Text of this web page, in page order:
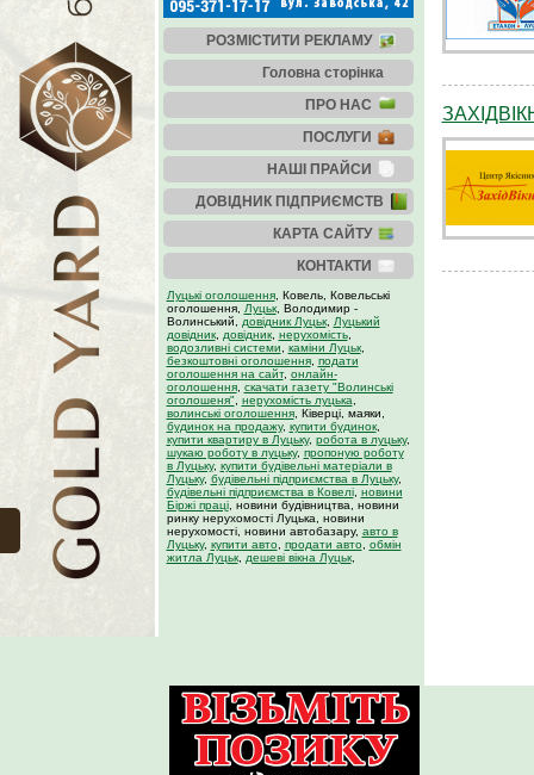
РОЗМІСТИТИ РЕКЛАМУ
Головна сторінка
ПРО НАС
ПОСЛУГИ
НАШІ ПРАЙСИ
ДОВІДНИК ПІДПРИЄМСТВ
КАРТА САЙТУ
КОНТАКТИ
Луцькі оголошення, Ковель, Ковельські
оголошення,
Луцьк, Володимир -
Волинський,
довідник Луцьк,
Луцький
довідник, довідник, нерухомість,
водозливні системи
каміни Луцьк,
безкоштовні оголошення, подати
оголошення на сайт, онлайн-
оголошення, скачати газету "Волинські
оголошеня"
нерухомість луцька
волинські оголошення, Ківерці, маяки,
будинок на продажу, купити будинок,
купити квартиру в Луцьку, робота в луцьку,
шукаю роботу в луцьку, пропоную роботу
в Луцьку, купити будівельні матеріали в
Луцьку, будівельні підприємства в Луцьку,
будівельні підприємства в Ковелі, новини
Біржі праці, новини будівництва, новини
ринку нерухомості Луцька, новини
нерухомості, новини автобазару, авто в
Луцьку, купити авто, продати авто, обмін
житла Луцьк, дешеві вікна Луцьк,